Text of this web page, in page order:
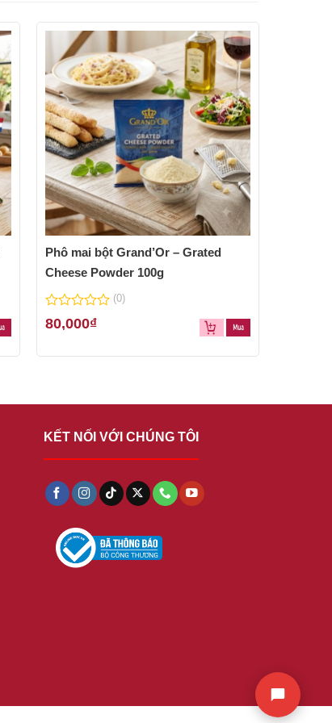
Phô mai bột Grand’Or – Grated
Cheese Powder 100g
0
out
5
(0)
80,000₫
KẾT NỐI VỚI CHÚNG TÔI